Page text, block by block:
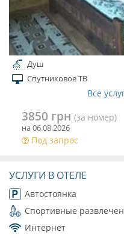
Душ
Спутниковое ТВ
Все
3850 грн (за номер)
на 06.08.2026
Под запрос
УСЛУГИ В ОТЕЛЕ
Автостоянка
Спортивные
Интернет